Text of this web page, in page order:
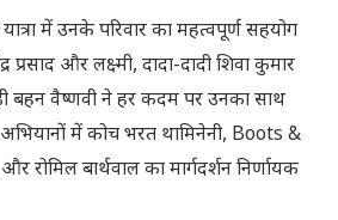
में उनके परिवार का महत्वपूर्ण सहयोग
प्रसाद और लक्ष्मी, दादा-दादी शिवा कुमार
बहन वैष्णवी ने हर कदम पर उनका साथ
में कोच भरत थामिनेनी, Boots &
बार्थवाल का मार्गदर्शन निर्णायक